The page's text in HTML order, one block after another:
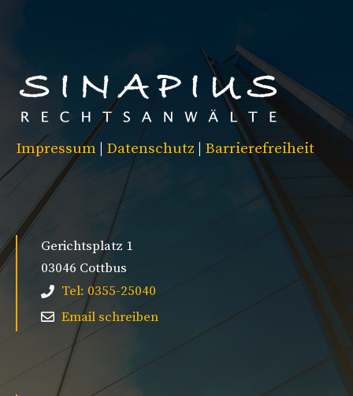
Impressum Datenschutz Barrierefreiheit
Gerichtsplatz 1
03046 Cottbus
Tel: 0355-25040
Email schreiben